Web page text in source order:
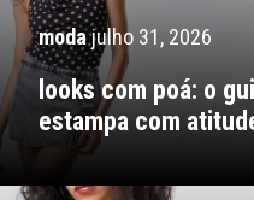
modajulho 31, 2026
looks com poá: o
estampa com